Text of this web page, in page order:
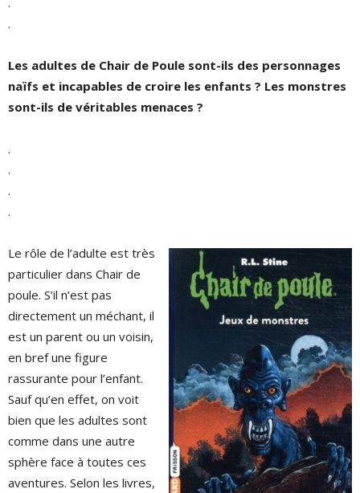
.
Les adultes de Chair de Poule sont-ils des personnages
naïfs et incapables de croire les enfants ? Les monstres
sont-ils de véritables menaces ?
.
.
.
.
Le rôle de l’adulte est très
particulier dans Chair de
poule. S’il n’est pas
directement un méchant, il
est un parent ou un voisin,
en bref une figure
rassurante pour l’enfant.
Sauf qu’en effet, on voit
bien que les adultes sont
comme dans une autre
sphère face à toutes ces
aventures. Selon les livres,